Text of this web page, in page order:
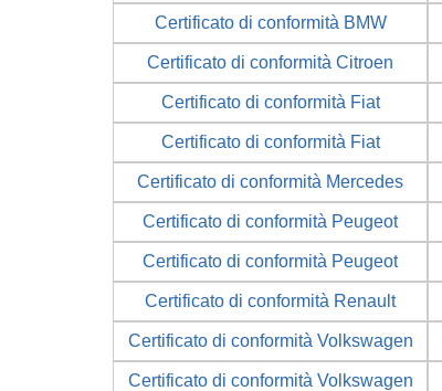
Certificato di conformità BMW
Certificato di conformità Citroen
Certificato di conformità Fiat
Certificato di conformità Fiat
Certificato di conformità Mercedes
Certificato di conformità Peugeot
Certificato di conformità Peugeot
Certificato di conformità Renault
Certificato di conformità Volkswagen
Certificato di conformità Volkswagen